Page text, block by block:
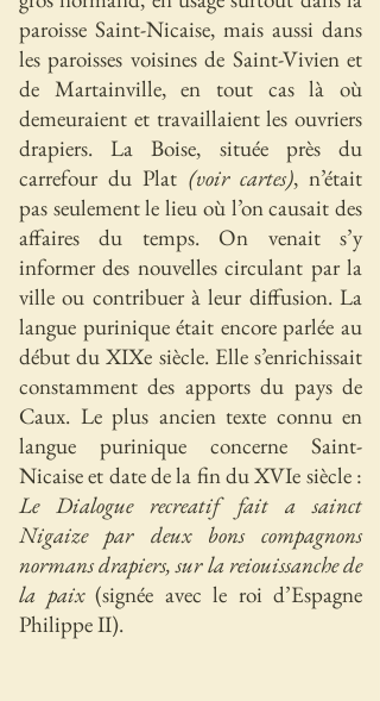
paroisse Saint-Nicaise, mais aussi dans
les paroisses voisines de Saint-Vivien et
de Martainville, en tout cas là où
demeuraient et travaillaient les ouvriers
drapiers. La Boise, située près du
carrefour du Plat (voir cartes), n’était
pas seulement le lieu où l’on causait des
affaires du temps. On venait s’y
informer des nouvelles circulant par la
ville ou contribuer à leur diffusion. La
langue purinique était encore parlée au
début du XIXe siècle. Elle s’enrichissait
constamment des apports du pays de
Caux. Le plus ancien texte connu en
langue purinique concerne Saint-
Nicaise et date de la fin du XVIe siècle :
Le Dialogue recreatif fait a sainct
Nigaize par deux bons compagnons
normans drapiers, sur la reiouissanche de
la paix(signée avec le roi d’Espagne
Philippe II).